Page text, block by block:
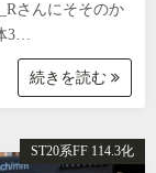
さんにそそのか
3…
続きを読む
ST20系FF 114.3化